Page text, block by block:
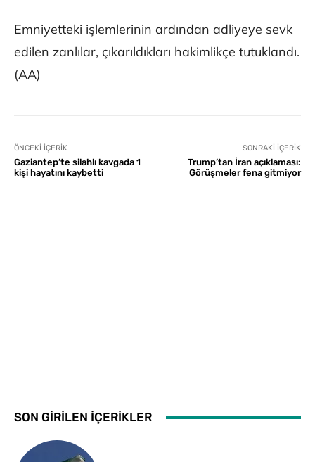
Emniyetteki işlemlerinin ardından adliyeye sevk
edilen zanlılar, çıkarıldıkları hakimlikçe tutuklandı.
(AA)
ÖNCEKI İÇERIK
Gaziantep’te silahlı kavgada 1
kişi hayatını kaybetti
SONRAKI İÇERIK
Trump’tan İran açıklaması:
Görüşmeler fena gitmiyor
SON GİRİLEN İÇERİKLER